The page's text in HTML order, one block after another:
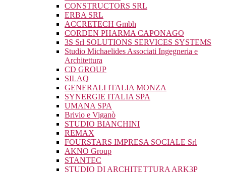
CONSTRUCTORS SRL
ERBA SRL
ACCRETECH Gmbh
CORDEN PHARMA CAPONAGO
3S Srl SOLUTIONS SERVICES SYSTEMS
Studio Michaelides Associati Ingegneria e
Architettura
CD GROUP
SILAQ
GENERALI ITALIA MONZA
SYNERGIE ITALIA SPA
UMANA SPA
Brivio e Viganò
STUDIO BIANCHINI
REMAX
FOURSTARS IMPRESA SOCIALE Srl
AKNO Group
STANTEC
STUDIO DI ARCHITETTURA ARK3P